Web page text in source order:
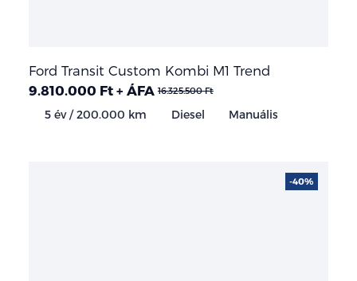
Ford Transit Custom Kombi M1 Trend
9.810.000 Ft + ÁFA 16.325.500 Ft
5 év / 200.000 km Diesel Manuális
-40%